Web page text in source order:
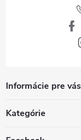
Informácie pre vás
Kategórie